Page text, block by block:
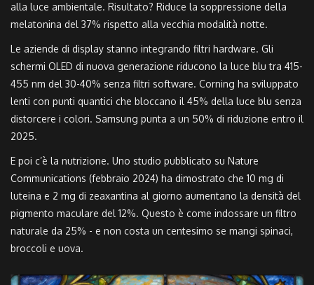
alla luce ambientale. Risultato? Riduce la soppressione della
melatonina del 37% rispetto alla vecchia modalità notte.
Le aziende di display stanno integrando filtri hardware. Gli
schermi OLED di nuova generazione riducono la luce blu tra 415-
455 nm del 30-40% senza filtri software. Corning ha sviluppato
lenti con punti quantici che bloccano il 45% della luce blu senza
distorcere i colori. Samsung punta a un 50% di riduzione entro il
2025.
E poi c’è la nutrizione. Uno studio pubblicato su Nature
Communications (febbraio 2024) ha dimostrato che 10 mg di
luteina e 2 mg di zeaxantina al giorno aumentano la densità del
pigmento maculare del 12%. Questo è come indossare un filtro
naturale da 25% - e non costa un centesimo se mangi spinaci,
broccoli e uova.